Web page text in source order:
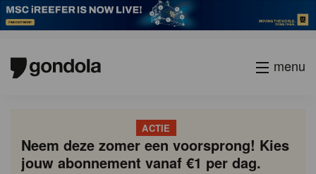
menu
ACTIE
Neem deze zomer een voorsprong! Kies
jouw abonnement vanaf €1 per dag.